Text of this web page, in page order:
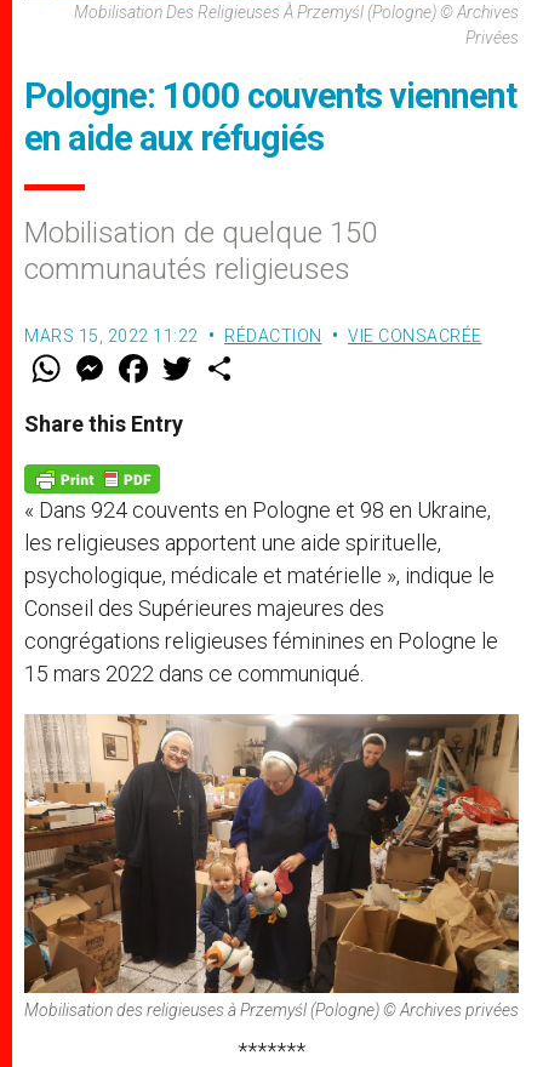
Mobilisation Des Religieuses À Przemyśl (Pologne) © Archives
Privées
Pologne: 1000 couvents viennent
en aide aux réfugiés
Mobilisation de quelque 150
communautés religieuses
MARS 15, 2022 11:22 RÉDACTION VIE CONSACRÉE
W
t
s
p
p
M
e
s
e
g
e
r
F
a
e
b
o
k
w
Share this Entry
« Dans 924 couvents en Pologne et 98 en Ukraine,
les religieuses apportent une aide spirituelle,
psychologique, médicale et matérielle », indique le
Conseil des Supérieures majeures des
congrégations religieuses féminines en Pologne le
15 mars 2022 dans ce communiqué.
Mobilisation des religieuses à Przemyśl (Pologne) © Archives privées
*******